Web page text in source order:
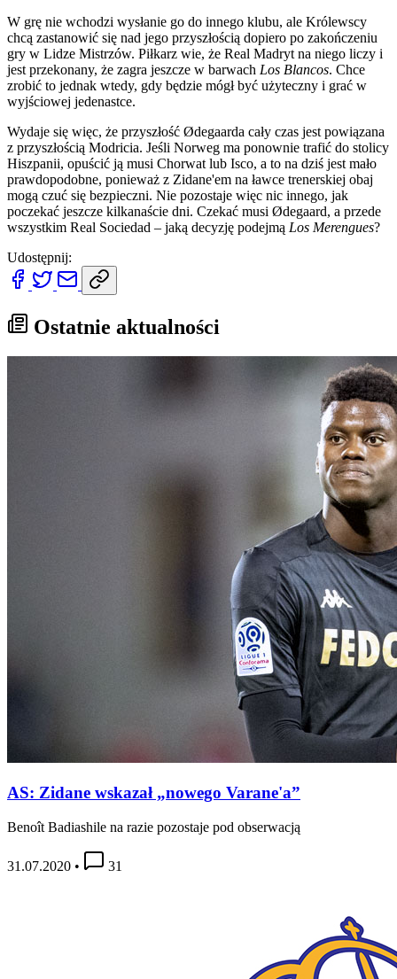
W grę nie wchodzi wysłanie go do innego klubu, ale Królewscy
chcą zastanowić się nad jego przyszłością dopiero po zakończeniu
gry w Lidze Mistrzów. Piłkarz wie, że Real Madryt na niego liczy i
jest przekonany, że zagra jeszcze w barwach Los Blancos. Chce
zrobić to jednak wtedy, gdy będzie mógł być użyteczny i grać w
wyjściowej jedenastce.
Wydaje się więc, że przyszłość Ødegaarda cały czas jest powiązana
z przyszłością Modricia. Jeśli Norweg ma ponownie trafić do stolicy
Hiszpanii, opuścić ją musi Chorwat lub Isco, a to na dziś jest mało
prawdopodobne, ponieważ z Zidane'em na ławce trenerskiej obaj
mogą czuć się bezpieczni. Nie pozostaje więc nic innego, jak
poczekać jeszcze kilkanaście dni. Czekać musi Ødegaard, a przede
wszystkim Real Sociedad – jaką decyzję podejmą Los Merengues?
Udostępnij:
Ostatnie aktualności
AS: Zidane wskazał „nowego Varane'a”
Benoît Badiashile na razie pozostaje pod obserwacją
31.07.2020 • 31